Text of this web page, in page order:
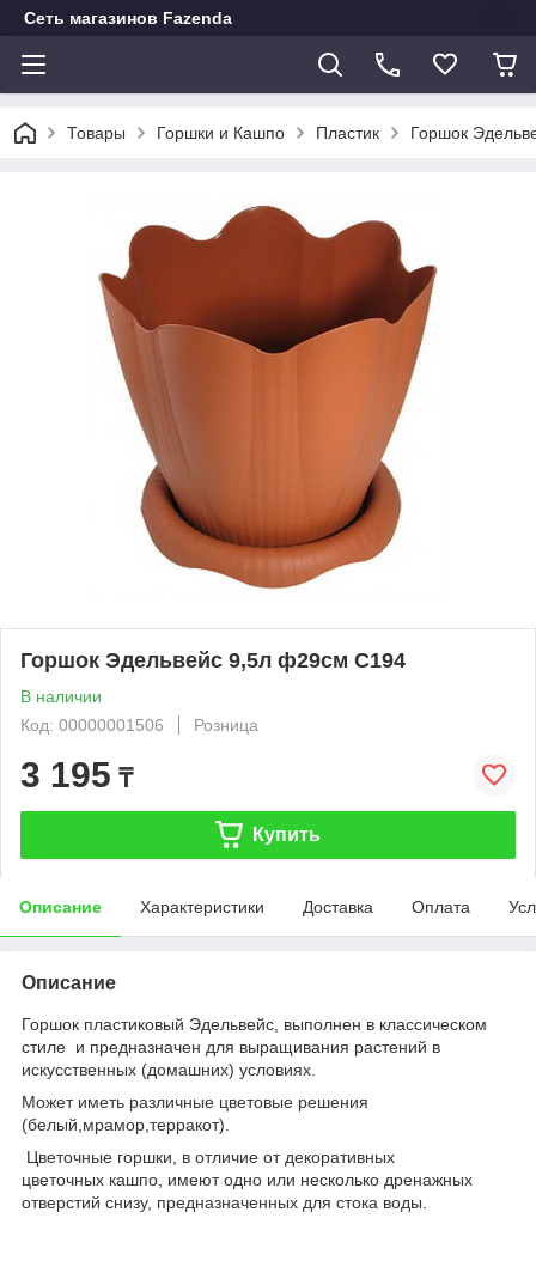
Сеть магазинов Fazenda
Товары Горшки и Кашпо Пластик Горшок
Горшок Эдельвейс 9,5л ф29см С194
В наличии
Код: 00000001506
Розница
3 195 ₸
Купить
Описание Характеристики Доставка Оплата
Описание
Горшок пластиковый Эдельвейс, выполнен в классическом
стиле и предназначен для выращивания растений в
искусственных (домашних) условиях.
Может иметь различные цветовые решения
(белый,мрамор,терракот).
Цветочные горшки, в отличие от декоративных
цветочных кашпо, имеют одно или несколько дренажных
отверстий снизу, предназначенных для стока воды.